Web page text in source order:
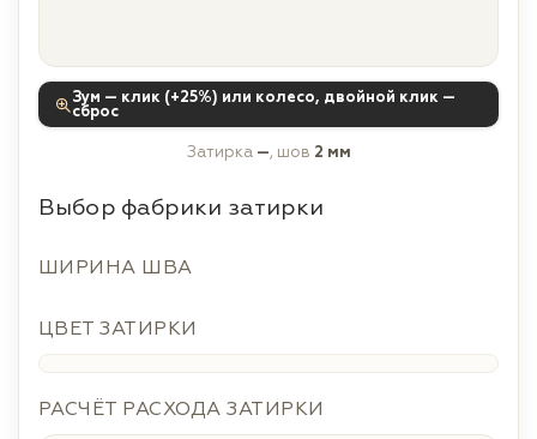
Зум — клик (+25%) или колесо, двойной клик —
сброс
Затирка —, шов 2 мм
Выбор фабрики затирки
ШИРИНА ШВА
ЦВЕТ ЗАТИРКИ
РАСЧЁТ РАСХОДА ЗАТИРКИ